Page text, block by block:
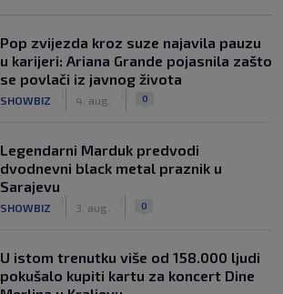
Pop zvijezda kroz suze najavila pauzu
u karijeri: Ariana Grande pojasnila zašto
se povlači iz javnog života
SHOWBIZ 4. aug. 0
Legendarni Marduk predvodi
dvodnevni black metal praznik u
Sarajevu
SHOWBIZ 3. aug. 0
U istom trenutku više od 158.000 ljudi
pokušalo kupiti kartu za koncert Dine